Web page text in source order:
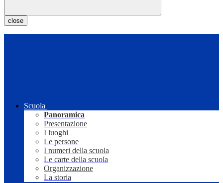
close
Scuola
Panoramica
Presentazione
I luoghi
Le persone
I numeri della scuola
Le carte della scuola
Organizzazione
La storia